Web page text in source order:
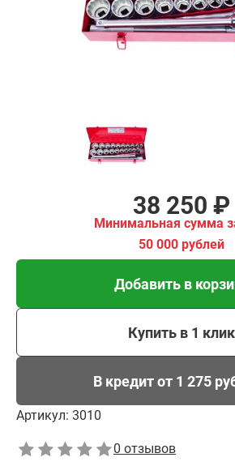
38 250 ₽
Минимальная сумма
50 000 рублей
Добавить в
Купить в 1 клик
В кредит от 1 275
Артикул: 3010
0 отзывов
В кредит от 1 275 руб/